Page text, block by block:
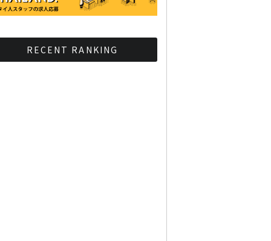
RECENT RANKING